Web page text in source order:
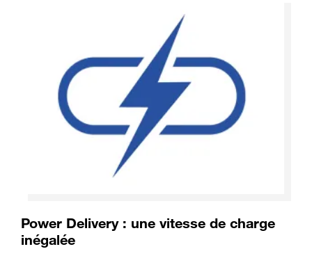
Power Delivery : une vitesse de charge
inégalée